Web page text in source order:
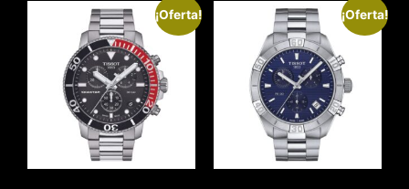
¡Oferta! ¡Oferta!